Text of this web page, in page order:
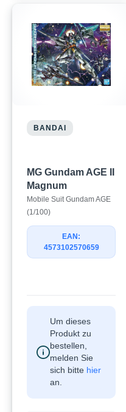
BANDAI
MG Gundam AGE II
Magnum
Mobile Suit Gundam AGE
(1/100)
EAN:
4573102570659
Um dieses
Produkt zu
bestellen,
melden Sie
sich bitte hier
an.